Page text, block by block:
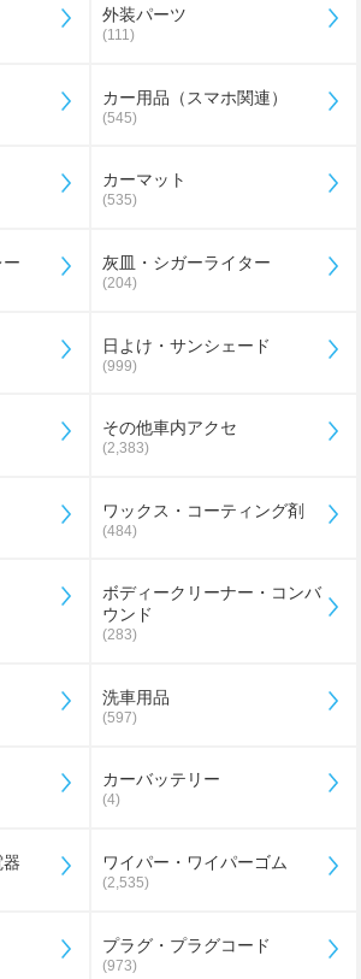
外装パーツ
(111)
カー用品（スマホ関連）
(545)
カーマット
(535)
灰皿・シガーライター
(204)
日よけ・サンシェード
(999)
その他車内アクセ
(2,383)
ワックス・コーティング剤
(484)
ボディークリーナー・コンバ
ウンド
(283)
洗車用品
(597)
カーバッテリー
(4)
ワイパー・ワイパーゴム
(2,535)
プラグ・プラグコード
(973)